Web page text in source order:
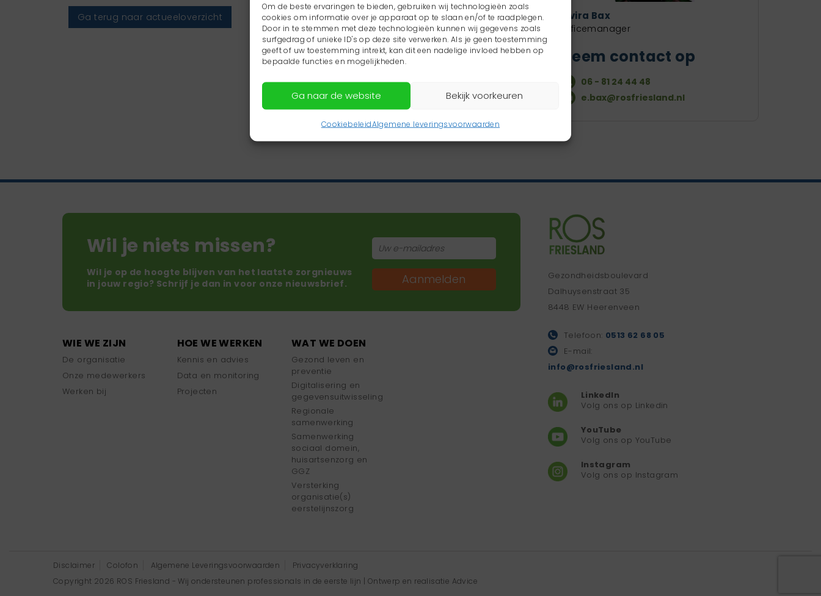
Om de beste ervaringen te bieden, gebruiken wij technologieën zoals
cookies om informatie over je apparaat op te slaan en/of te raadplegen.
Door in te stemmen met deze technologieën kunnen wij gegevens zoals
surfgedrag of unieke ID's op deze site verwerken. Als je geen toestemming
geeft of uw toestemming intrekt, kan dit een nadelige invloed hebben op
bepaalde functies en mogelijkheden.
Ga naar de website Bekijk voorkeuren
CookiebeleidAlgemene leveringsvoorwaarden
Ga terug naar actueeloverzicht Elvira Bax
Officemanager
Neem contact op
06 - 81 24 44 48
e.bax@rosfriesland.nl
Wil je niets missen?
Wil je op de hoogte blijven van het laatste zorgnieuws
in jouw regio? Schrijf je dan in voor onze nieuwsbrief.
Aanmelden
WIE WE ZIJN
De organisatie
Onze medewerkers
Werken bij
HOE WE WERKEN
Kennis en advies
Data en monitoring
Projecten
WAT WE DOEN
Gezond leven en
preventie
Digitalisering en
gegevensuitwisseling
Regionale
samenwerking
Samenwerking
sociaal domein,
huisartsenzorg en
GGZ
Versterking
organisatie(s)
eerstelijnszorg
Gezondheidsboulevard
Dalhuysenstraat 35
8448 EW Heerenveen
Telefoon: 0513 62 68 05
E-mail:
info@rosfriesland.nl
LinkedIn
Volg ons op Linkedin
YouTube
Volg ons op YouTube
Instagram
Volg ons op Instagram
Disclaimer Colofon Algemene Leveringsvoorwaarden
Privacyverklaring
Copyright 2026 ROS Friesland - Wij ondersteunen professionals in de eerste lijn | Ontwerp en realisatie Advice